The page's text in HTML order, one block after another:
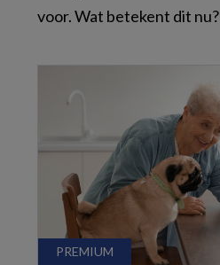
voor. Wat betekent dit nu?